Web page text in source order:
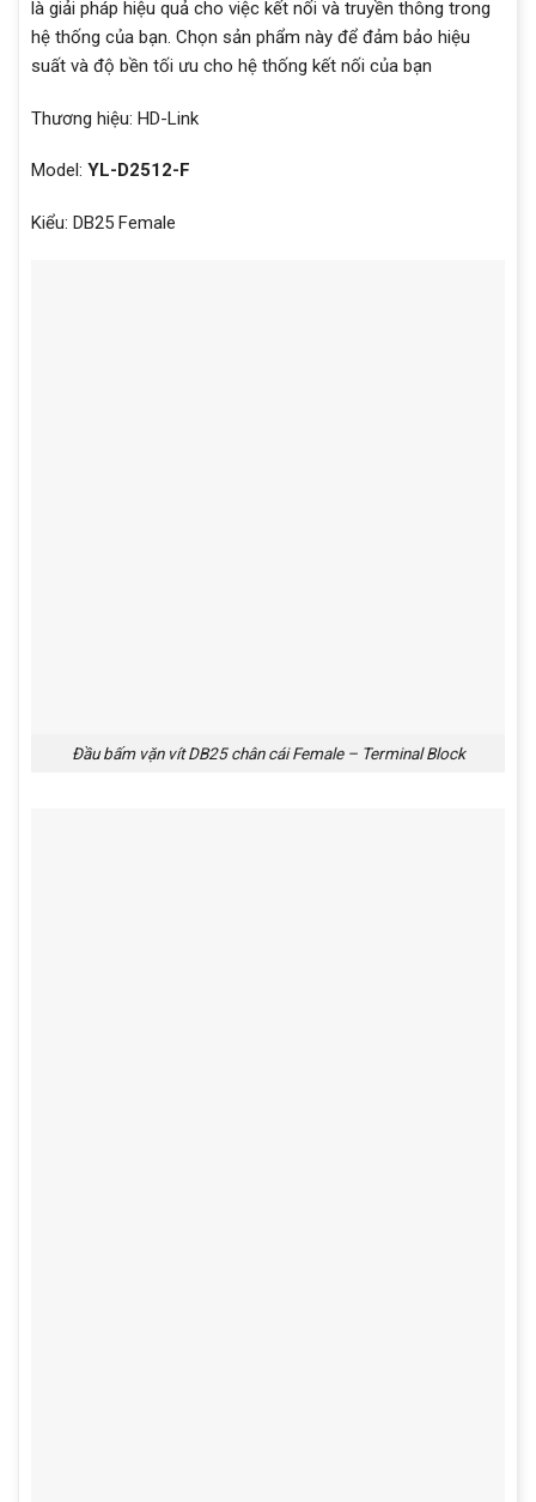
là giải pháp hiệu quả cho việc kết nối và truyền thông trong
hệ thống của bạn. Chọn sản phẩm này để đảm bảo hiệu
suất và độ bền tối ưu cho hệ thống kết nối của bạn
Thương hiệu: HD-Link
Model: YL-D2512-F
Kiểu: DB25 Female
Đầu bấm vặn vít DB25 chân cái Female – Terminal Block